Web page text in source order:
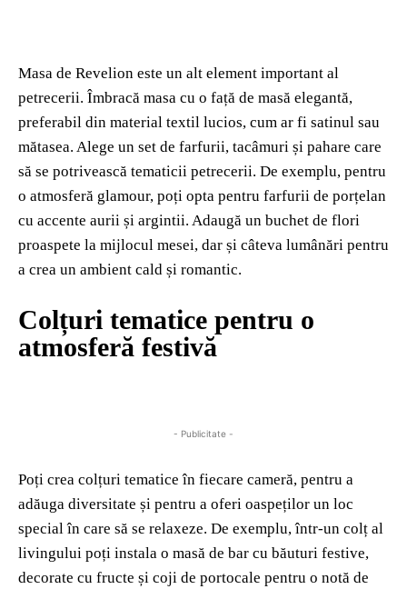
Masa de Revelion este un alt element important al
petrecerii. Îmbracă masa cu o față de masă elegantă,
preferabil din material textil lucios, cum ar fi satinul sau
mătasea. Alege un set de farfurii, tacâmuri și pahare care
să se potrivească tematicii petrecerii. De exemplu, pentru
o atmosferă glamour, poți opta pentru farfurii de porțelan
cu accente aurii și argintii. Adaugă un buchet de flori
proaspete la mijlocul mesei, dar și câteva lumânări pentru
a crea un ambient cald și romantic.
Colțuri tematice pentru o
atmosferă festivă
- Publicitate -
Poți crea colțuri tematice în fiecare cameră, pentru a
adăuga diversitate și pentru a oferi oaspeților un loc
special în care să se relaxeze. De exemplu, într-un colț al
livingului poți instala o masă de bar cu băuturi festive,
decorate cu fructe și coji de portocale pentru o notă de